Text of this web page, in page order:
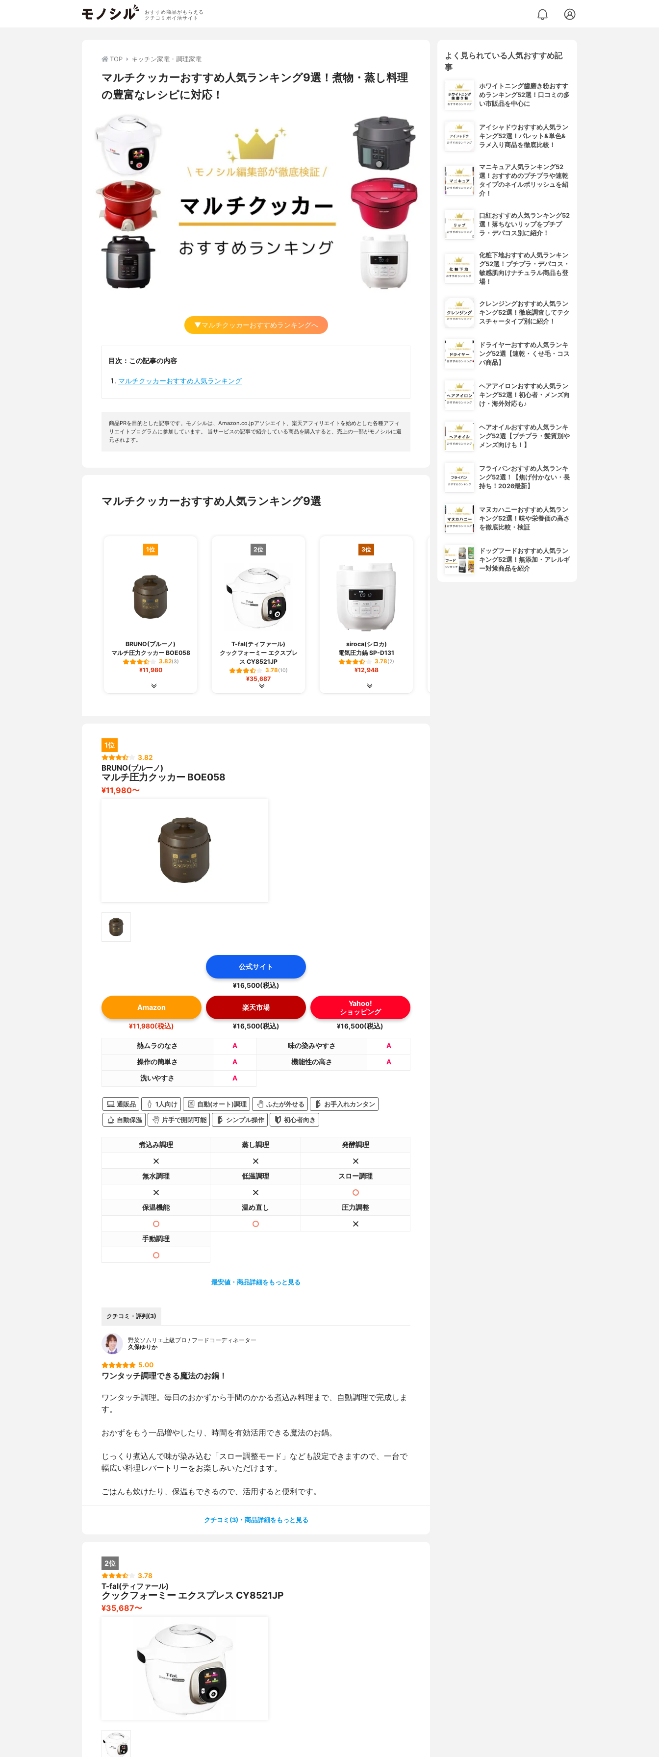
おすすめ商品がもらえる
クチコミポイ活サイト
TOP キッチン家電・調理家電
マルチクッカーおすすめ人気ランキング9選！煮物・蒸し料理
の豊富なレシピに対応！
▼マルチクッカーおすすめランキングへ
目次：この記事の内容
マルチクッカーおすすめ人気ランキング
商品PRを目的とした記事です。モノシルは、Amazon.co.jpアソシエイト、楽天アフィリエイトを始めとした各種アフィ
リエイトプログラムに参加しています。 当サービスの記事で紹介している商品を購入すると、売上の一部がモノシルに還
元されます。
マルチクッカーおすすめ人気ランキング9選
1位
BRUNO(ブルーノ)
マルチ圧力クッカー BOE058
3.82(3)
¥11,980
2位
T-fal(ティファール)
クックフォーミー エクスプレ
ス CY8521JP
3.78(10)
¥35,687
3位
siroca(シロカ)
電気圧力鍋 SP-D131
3.78(2)
¥12,948
4位
1位
3.82
BRUNO(ブルーノ)
マルチ圧力クッカー BOE058
¥11,980〜
公式サイト
¥16,500(税込)
Amazon
¥11,980(税込)
楽天市場
¥16,500(税込)
Yahoo!
ショッピング
¥16,500(税込)
熱ムラのなさ A 味の染みやすさ A
操作の簡単さ A 機能性の高さ A
洗いやすさ A
通販品 1人向け 自動(オート)調理 ふたが外せる お手入れカンタン
自動保温 片手で開閉可能 シンプル操作 初心者向き
煮込み調理 蒸し調理 発酵調理
無水調理 低温調理 スロー調理
保温機能 温め直し 圧力調整
手動調理
最安値・商品詳細をもっと見る
クチコミ・評判(3)
野菜ソムリエ上級プロ / フードコーディネーター
久保ゆりか
5.00
ワンタッチ調理できる魔法のお鍋！
ワンタッチ調理。毎日のおかずから手間のかかる煮込み料理まで、自動調理で完成しま
す。
おかずをもう一品増やしたり、時間を有効活用できる魔法のお鍋。
じっくり煮込んで味が染み込む「スロー調整モード」なども設定できますので、一台で
幅広い料理レパートリーをお楽しみいただけます。
ごはんも炊けたり、保温もできるので、活用すると便利です。
クチコミ(3)・商品詳細をもっと見る
2位
3.78
T-fal(ティファール)
クックフォーミー エクスプレス CY8521JP
¥35,687〜
よく見られている人気おすすめ記
事
ホワイトニング歯磨き粉おすす
めランキング52選！口コミの多
い市販品を中心に
アイシャドウおすすめ人気ラン
キング52選！パレット&単色&
ラメ入り商品を徹底比較！
マニキュア人気ランキング52
選！おすすめのプチプラや速乾
タイプのネイルポリッシュを紹
介！
口紅おすすめ人気ランキング52
選！落ちないリップをプチプ
ラ・デパコス別に紹介！
化粧下地おすすめ人気ランキン
グ52選！プチプラ・デパコス・
敏感肌向けナチュラル商品も登
場！
クレンジングおすすめ人気ラン
キング52選！徹底調査してテク
スチャータイプ別に紹介！
ドライヤーおすすめ人気ランキ
ング52選【速乾・くせ毛・コス
パ商品】
ヘアアイロンおすすめ人気ラン
キング52選！初心者・メンズ向
け・海外対応も♪
ヘアオイルおすすめ人気ランキ
ング52選【プチプラ・髪質別や
メンズ向けも！】
フライパンおすすめ人気ランキ
ング52選！【焦げ付かない・長
持ち！2026最新】
マヌカハニーおすすめ人気ラン
キング52選！味や栄養価の高さ
を徹底比較・検証
ドッグフードおすすめ人気ラン
キング52選！無添加・アレルギ
ー対策商品を紹介